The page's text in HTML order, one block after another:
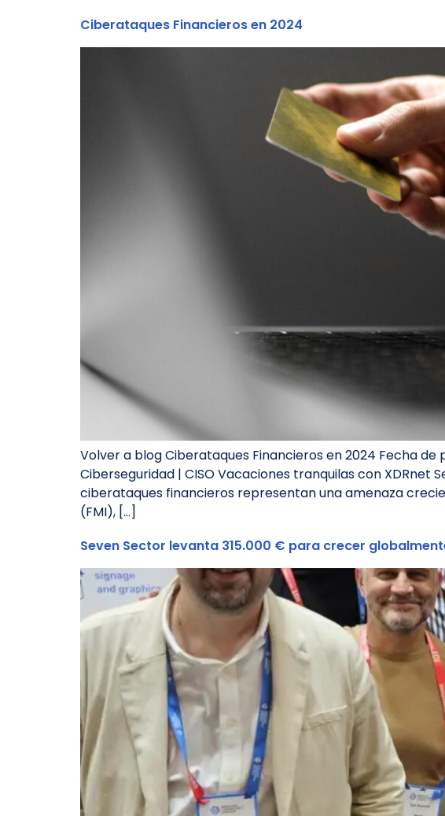
Ciberataques Financieros en 2024
Volver a blog Ciberataques Financieros en 2024 Fecha
Ciberseguridad | CISO Vacaciones tranquilas con XDRnet
ciberataques financieros representan una amenaza
(FMI), […]
Seven Sector levanta 315.000 € para crecer